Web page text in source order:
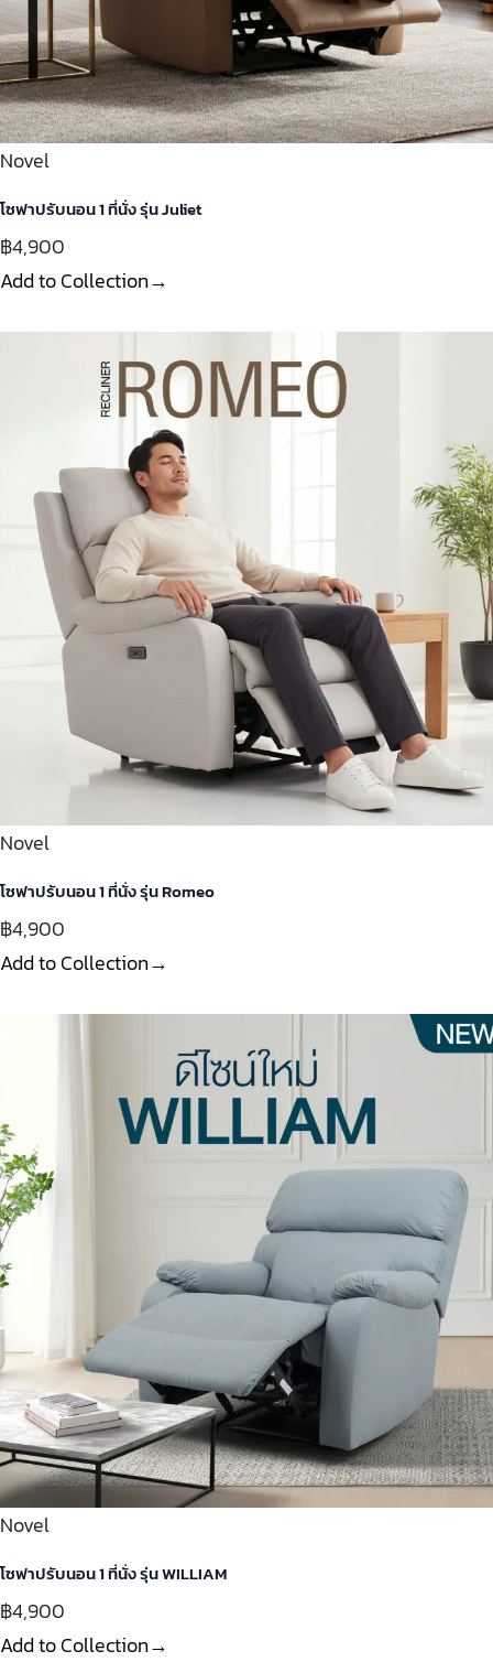
Novel
โซฟาปรับนอน 1 ที่นั่ง รุ่น Juliet
฿4,900
Add to Collection→
Novel
โซฟาปรับนอน 1 ที่นั่ง รุ่น Romeo
฿4,900
Add to Collection→
Novel
โซฟาปรับนอน 1 ที่นั่ง รุ่น WILLIAM
฿4,900
Add to Collection→